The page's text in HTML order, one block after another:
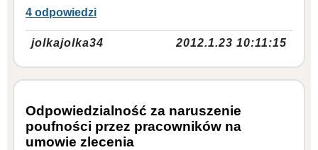
4 odpowiedzi
jolkajolka34 2012.1.23 10:11:15
Odpowiedzialność za naruszenie
poufności przez pracowników na
umowie zlecenia